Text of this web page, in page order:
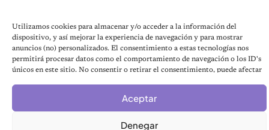
Utilizamos cookies para almacenar y/o acceder a la información del
dispositivo, y así mejorar la experiencia de navegación y para mostrar
anuncios (no) personalizados. El consentimiento a estas tecnologías nos
permitirá procesar datos como el comportamiento de navegación o los ID's
únicos en este sitio. No consentir o retirar el consentimiento, puede afectar
Aceptar
Denegar